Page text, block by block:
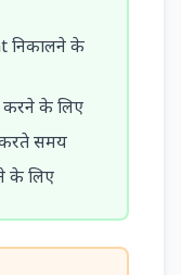
निकालने के
के लिए
समय
के लिए